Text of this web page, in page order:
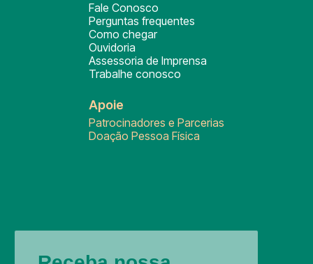
Fale Conosco
Perguntas frequentes
Como chegar
Ouvidoria
Assessoria de Imprensa
Trabalhe conosco
Apoie
Patrocinadores e Parcerias
Doação Pessoa Física